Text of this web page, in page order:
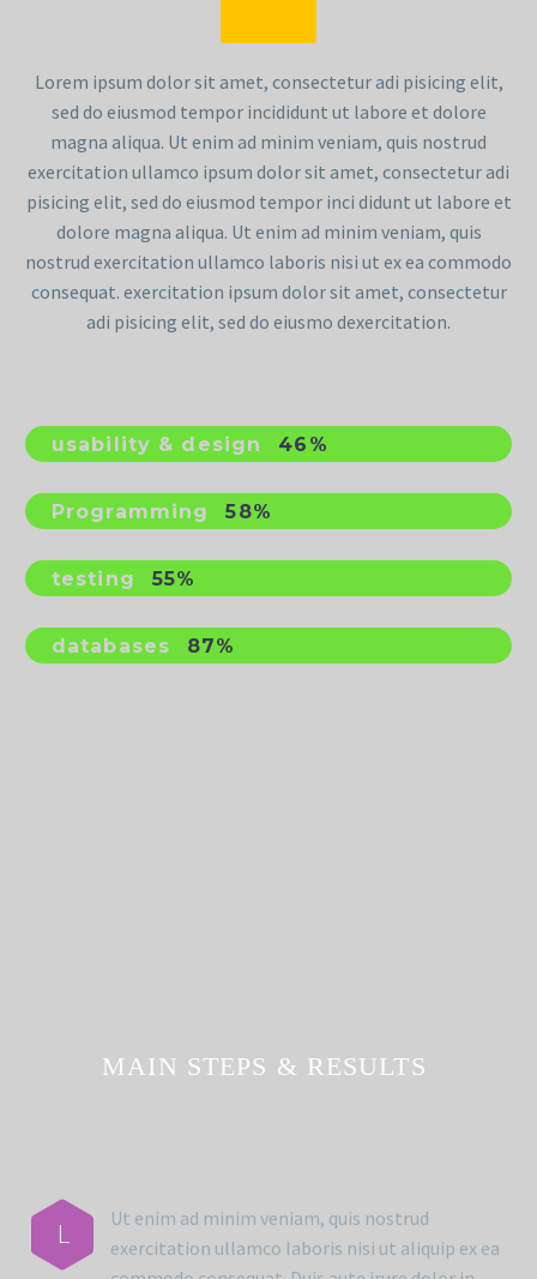
Lorem ipsum dolor sit amet, consectetur adi pisicing elit,
sed do eiusmod tempor incididunt ut labore et dolore
magna aliqua. Ut enim ad minim veniam, quis nostrud
exercitation ullamco ipsum dolor sit amet, consectetur adi
pisicing elit, sed do eiusmod tempor inci didunt ut labore et
dolore magna aliqua. Ut enim ad minim veniam, quis
nostrud exercitation ullamco laboris nisi ut ex ea commodo
consequat. exercitation ipsum dolor sit amet, consectetur
adi pisicing elit, sed do eiusmo dexercitation.
usability & design 46%
Programming 58%
testing 55%
databases 87%
MAIN STEPS & RESULTS
L
Ut enim ad minim veniam, quis nostrud
exercitation ullamco laboris nisi ut aliquip ex ea